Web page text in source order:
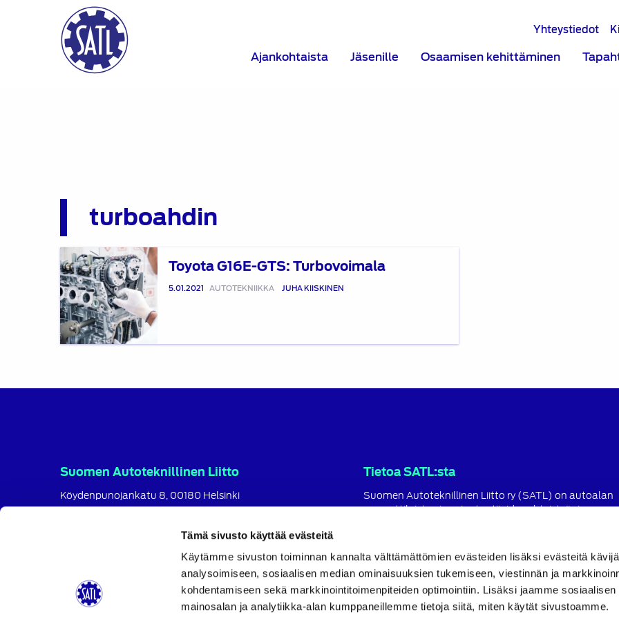
Tämä sivusto käyttää evästeitä
Käytämme sivuston toiminnan kannalta välttämättömien evästeiden lisäksi evästeitä
analysoimiseen, sosiaalisen median ominaisuuksien tukemiseen, viestinnän ja
kohdentamiseen sekä markkinointitoimenpiteiden optimointiin. Lisäksi jaamme sosiaalisen
mainosalan ja analytiikka-alan kumppaneillemme tietoja siitä, miten käytät sivustoamme.
Yhteystiedot
Ajankohtaista Jäsenille Osaamisen kehittäminen
turboahdin
Toyota G16E-GTS: Turbovoimala
5.01.2021 AUTOTEKNIIKKA JUHA KIISKINEN
Toyota
G16E-
GTS:
Turbovoimala
Suomen Autoteknillinen Liitto
Köydenpunojankatu 8, 00180 Helsinki
SATL
SATL
Tietoa SATL:sta
Suomen Autoteknillinen Liitto ry (SATL) on autoalan
ammattilaisten ja asiantuntijoiden yhteistyö- ja
tavoitteena on ylläpitää ja kehittää koko autoalan
ja ammattitaitoa.
Lue lisää